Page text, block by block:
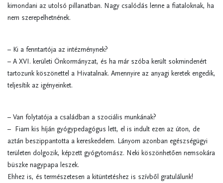
kimondani az utolsó pillanatban. Nagy csalódás lenne a fiataloknak, ha
nem szerepelhetnének.
– Ki a fenntartója az intézménynek?
– A XVI. kerületi Önkormányzat, és ha már szóba került sokmindenért
tartozunk köszönettel a Hivatalnak. Amennyire az anyagi keretek engedik,
teljesítik az igényeinket.
– Van folytatója a családban a szociális munkának?
– Fiam kis híján gyógypedagógus lett, el is indult ezen az úton, de
aztán beszippantotta a kereskedelem. Lányom azonban egészségügyi
területen dolgozik, képzett gyógytornász. Neki köszönhetően nemsokára
büszke nagypapa leszek.
Ehhez is, és természetesen a kitüntetéshez is szívből gratulálunk!